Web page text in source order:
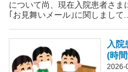
について尚、現在入院患者さま
｢お見舞いメール｣に関しまして...
入院
(時
2026-